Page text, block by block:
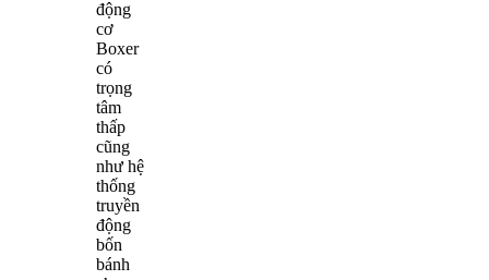
động
cơ
Boxer
có
trọng
tâm
thấp
cũng
như hệ
thống
truyền
động
bốn
bánh